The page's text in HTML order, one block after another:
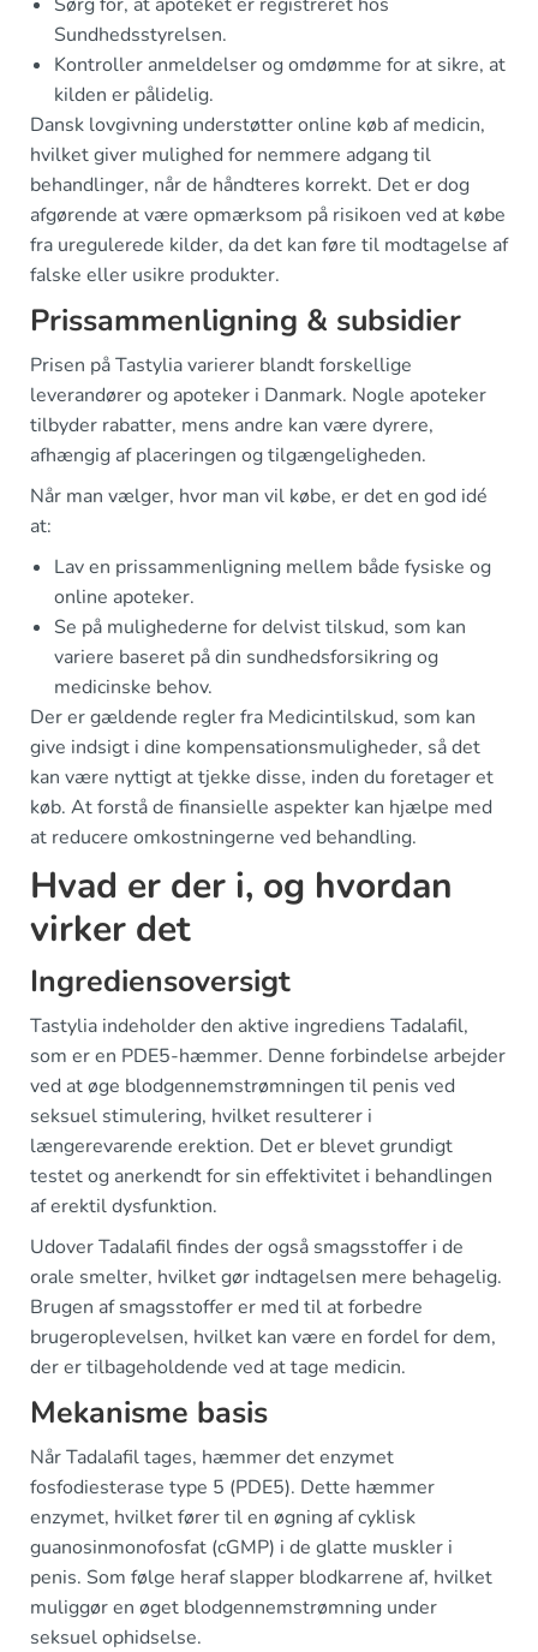
Sundhedsstyrelsen.
Kontroller anmeldelser og omdømme for at sikre, at
kilden er pålidelig.
Dansk lovgivning understøtter online køb af medicin,
hvilket giver mulighed for nemmere adgang til
behandlinger, når de håndteres korrekt. Det er dog
afgørende at være opmærksom på risikoen ved at købe
fra uregulerede kilder, da det kan føre til modtagelse af
falske eller usikre produkter.
Prissammenligning & subsidier
Prisen på Tastylia varierer blandt forskellige
leverandører og apoteker i Danmark. Nogle apoteker
tilbyder rabatter, mens andre kan være dyrere,
afhængig af placeringen og tilgængeligheden.
Når man vælger, hvor man vil købe, er det en god idé
at:
Lav en prissammenligning mellem både fysiske og
online apoteker.
Se på mulighederne for delvist tilskud, som kan
variere baseret på din sundhedsforsikring og
medicinske behov.
Der er gældende regler fra Medicintilskud, som kan
give indsigt i dine kompensationsmuligheder, så det
kan være nyttigt at tjekke disse, inden du foretager et
køb. At forstå de finansielle aspekter kan hjælpe med
at reducere omkostningerne ved behandling.
Hvad er der i, og hvordan
virker det
Ingrediensoversigt
Tastylia indeholder den aktive ingrediens Tadalafil,
som er en PDE5-hæmmer. Denne forbindelse arbejder
ved at øge blodgennemstrømningen til penis ved
seksuel stimulering, hvilket resulterer i
længerevarende erektion. Det er blevet grundigt
testet og anerkendt for sin effektivitet i behandlingen
af erektil dysfunktion.
Udover Tadalafil findes der også smagsstoffer i de
orale smelter, hvilket gør indtagelsen mere behagelig.
Brugen af smagsstoffer er med til at forbedre
brugeroplevelsen, hvilket kan være en fordel for dem,
der er tilbageholdende ved at tage medicin.
Mekanisme basis
Når Tadalafil tages, hæmmer det enzymet
fosfodiesterase type 5 (PDE5). Dette hæmmer
enzymet, hvilket fører til en øgning af cyklisk
guanosinmonofosfat (cGMP) i de glatte muskler i
penis. Som følge heraf slapper blodkarrene af, hvilket
muliggør en øget blodgennemstrømning under
seksuel ophidselse.